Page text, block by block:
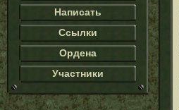
Написать
Ссылки
Ордена
Участники